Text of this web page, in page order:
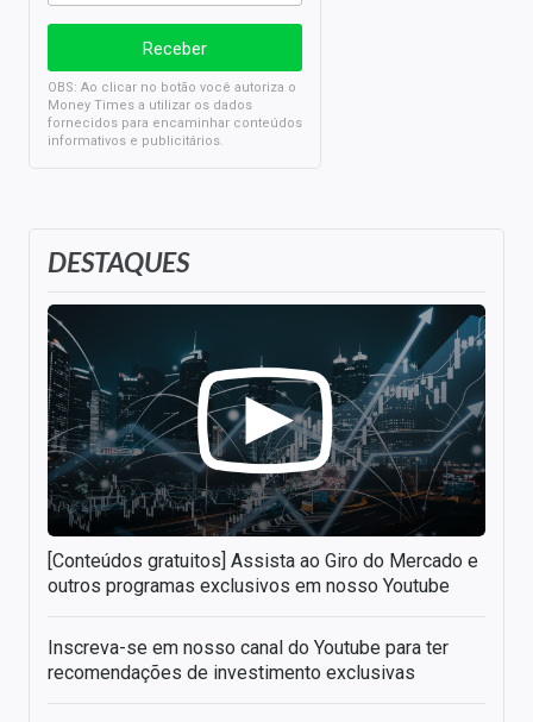
DESTAQUES
[Conteúdos gratuitos] Assista ao Giro do Mercado e
outros programas exclusivos em nosso Youtube
Inscreva-se em nosso canal do Youtube para ter
recomendações de investimento exclusivas
OBS: Ao clicar no botão você autoriza o
Money Times a utilizar os dados
fornecidos para encaminhar conteúdos
informativos e publicitários.